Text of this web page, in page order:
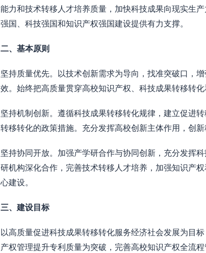
能力和技术转移人才培养质量，加快科技成果向现实生
强国、科技强国和知识产权强国建设提供有力支撑。
二、基本原则
坚持质量优先。以技术创新需求为导向，找准突破口，
效。始终把高质量贯穿高校知识产权、科技成果转移转
坚持机制创新。遵循科技成果转移转化规律，建立促进
转移转化的政策措施。充分发挥高校创新主体作用，创
坚持协同开放。加强产学研合作与协同创新，充分发挥
研机构深化合作，完善技术转移人才培养，加强知识产
心建设。
三、建设目标
以高质量促进科技成果转移转化服务经济社会发展为目
产权管理提升专利质量为突破，完善高校知识产权全流